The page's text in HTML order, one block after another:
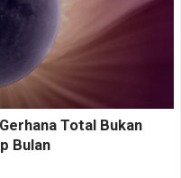
Total Bukan
Bulan